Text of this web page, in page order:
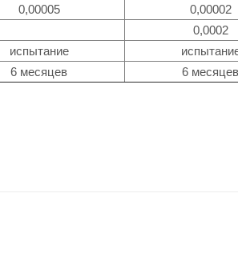
0,00005
0,00002
0,0002
испытание
6 месяцев 6 месяцев